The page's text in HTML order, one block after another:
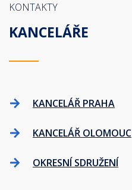
KONTAKTY
KANCELÁŘE
KANCELÁŘ PRAHA
KANCELÁŘ OLOMOUC
OKRESNÍ SDRUŽENÍ